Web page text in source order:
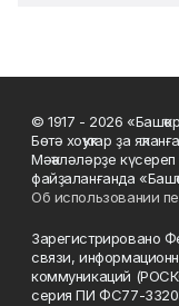
© 1917 - 2026
Бөтә хоҡуҡтар ҙа
Мәҡәләләрҙе
файҙаланғанда
Об использовании
Зарегистрировано
связи,
коммуникаций
серия ПИ ФС77-